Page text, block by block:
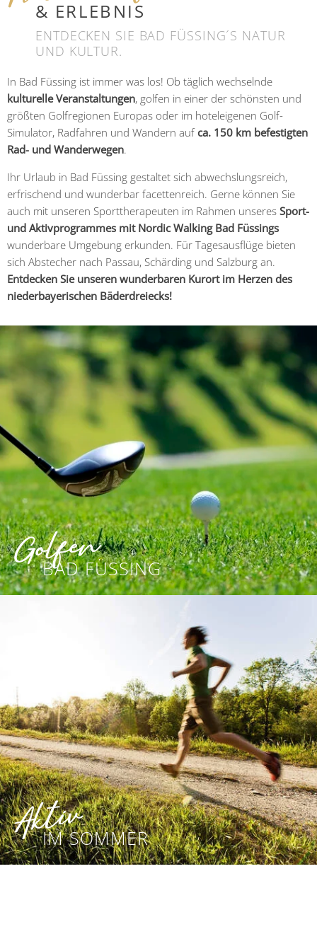
& ERLEBNIS
ENTDECKEN SIE BAD FÜSSING´S NATUR
UND KULTUR.
In Bad Füssing ist immer was los! Ob täglich wechselnde
kulturelle Veranstaltungen, golfen in einer der schönsten und
größten Golfregionen Europas oder im hoteleigenen Golf-
Simulator, Radfahren und Wandern aufca. 150 km befestigten
Rad- und Wanderwegen.
Ihr Urlaub in Bad Füssing gestaltet sich abwechslungsreich,
erfrischend und wunderbar facettenreich. Gerne können Sie
auch mit unseren Sporttherapeuten im Rahmen unseres Sport-
und Aktivprogrammes mit Nordic Walking Bad Füssings
wunderbare Umgebung erkunden. Für Tagesausflüge bieten
sich Abstecher nach Passau, Schärding und Salzburg an.
Entdecken Sie unseren wunderbaren Kurort im Herzen des
niederbayerischen Bäderdreiecks!
Golfen
BAD FÜSSING
Aktiv
IM SOMMER